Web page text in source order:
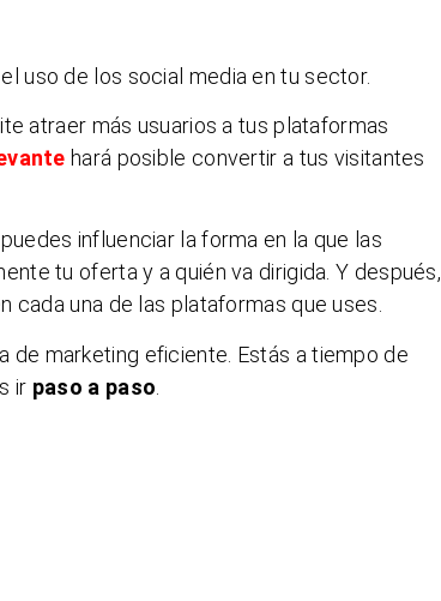
uso de los social media en tu sector.
atraer más usuarios a tus plataformas
hará posible convertir a tus visitantes
influenciar la forma en la que las
tu oferta y a quién va dirigida. Y después,
cada una de las plataformas que uses.
de marketing eficiente. Estás a tiempo de
ir paso a paso